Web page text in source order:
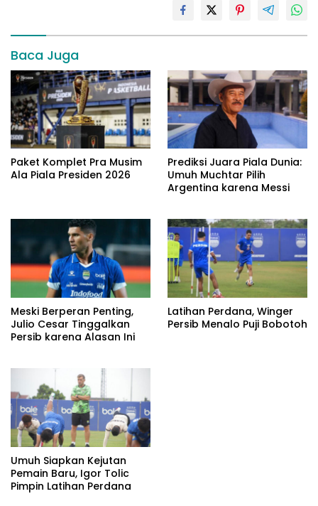
Baca Juga
Paket Komplet Pra Musim
Ala Piala Presiden 2026
Prediksi Juara Piala Dunia:
Umuh Muchtar Pilih
Argentina karena Messi
Meski Berperan Penting,
Julio Cesar Tinggalkan
Persib karena Alasan Ini
Latihan Perdana, Winger
Persib Menalo Puji Bobotoh
Umuh Siapkan Kejutan
Pemain Baru, Igor Tolic
Pimpin Latihan Perdana